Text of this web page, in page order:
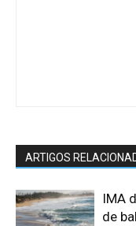
ARTIGOS
IMA
de